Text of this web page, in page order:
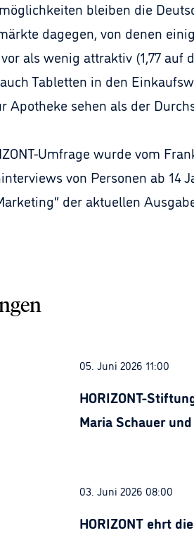
bleiben die
dagegen, von denen
als wenig attraktiv (1,77
Tabletten in den
Apotheke sehen als der
Umfrage wurde vom
von Personen ab 14
der aktuellen
05. Juni 2026 11:00
HORIZONT-
Maria Schauer
03. Juni 2026 08:00
HORIZONT ehrt